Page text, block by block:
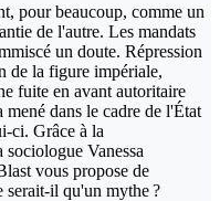
pour beaucoup, comme un
de l'autre. Les mandats
un doute. Répression
de la figure impériale,
fuite en avant autoritaire
dans le cadre de l'État
ci. Grâce à la
Vanessa
vous propose de
serait-il qu'un mythe ?